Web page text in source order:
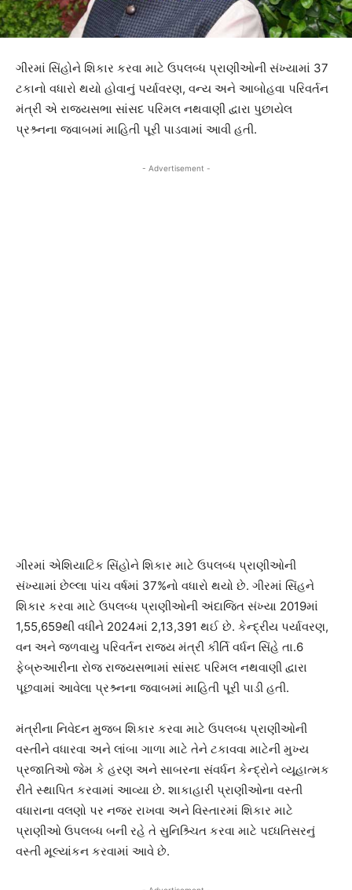
ગીરમાં સિંહોને શિકાર કરવા માટે ઉપલબ્ધ પ્રાણીઓની સંખ્યામાં 37
ટકાનો વધારો થયો હોવાનું પર્યાવરણ, વન્ય અને આબોહવા પરિવર્તન
મંત્રી એ રાજ્યસભા સાંસદ પરિમલ નથવાણી દ્વારા પુછાયેલ
પ્રશ્ર્નના જવાબમાં માહિતી પૂરી પાડવામાં આવી હતી.
- Advertisement -
ગીરમાં એશિયાટિક સિંહોને શિકાર માટે ઉપલબ્ધ પ્રાણીઓની
સંખ્યામાં છેલ્લા પાંચ વર્ષમાં 37%નો વધારો થયો છે. ગીરમાં સિંહને
શિકાર કરવા માટે ઉપલબ્ધ પ્રાણીઓની અંદાજિત સંખ્યા 2019માં
1,55,659થી વધીને 2024માં 2,13,391 થઈ છે. કેન્દ્રીય પર્યાવરણ,
વન અને જળવાયુ પરિવર્તન રાજ્ય મંત્રી કીર્તિ વર્ધન સિંહે તા.6
ફેબ્રુઆરીના રોજ રાજ્યસભામાં સાંસદ પરિમલ નથવાણી દ્વારા
પૂછવામાં આવેલા પ્રશ્ર્નના જવાબમાં માહિતી પૂરી પાડી હતી.
મંત્રીના નિવેદન મુજબ શિકાર કરવા માટે ઉપલબ્ધ પ્રાણીઓની
વસ્તીને વધારવા અને લાંબા ગાળા માટે તેને ટકાવવા માટેની મુખ્ય
પ્રજાતિઓ જેમ કે હરણ અને સાબરના સંવર્ધન કેન્દ્રોને વ્યૂહાત્મક
રીતે સ્થાપિત કરવામાં આવ્યા છે. શાકાહારી પ્રાણીઓના વસ્તી
વધારાના વલણો પર નજર રાખવા અને વિસ્તારમાં શિકાર માટે
પ્રાણીઓ ઉપલબ્ધ બની રહે તે સુનિશ્ર્ચિત કરવા માટે પધ્ધતિસરનું
વસ્તી મૂલ્યાંકન કરવામાં આવે છે.